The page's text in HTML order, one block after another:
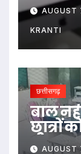
AUGUST
KRANTI
छत्तीसगढ़
बाल
छात्रों
पीटा…